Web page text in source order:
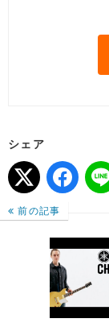
シェア
前の記事